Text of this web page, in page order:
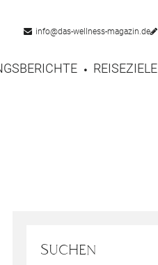
info@das-wellness-magazin.de
REISEZIELE
Suchen